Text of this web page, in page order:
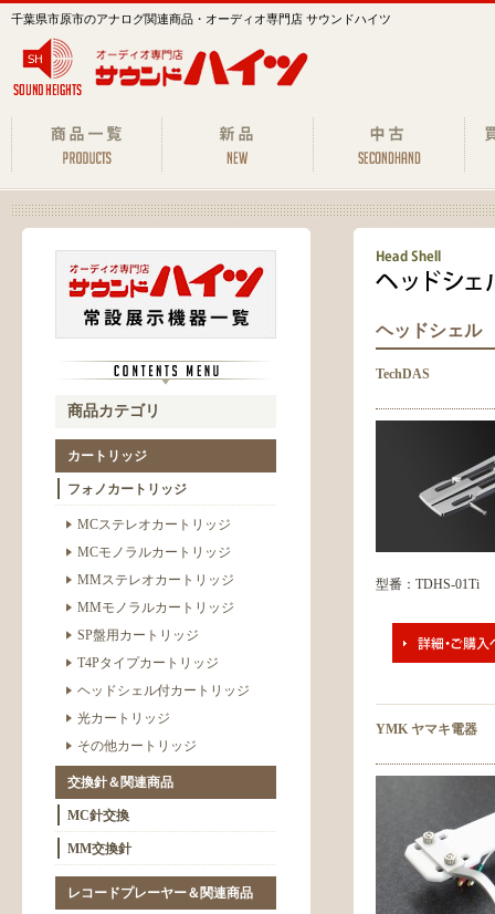
千葉県市原市のアナログ関連商品・オーディオ専門店 サウンドハイツ
ヘッドシェル
TechDAS
型番：TDHS-01Ti
YMK ヤマキ電器
商品カテゴリ
カートリッジ
フォノカートリッジ
MCステレオカートリッジ
MCモノラルカートリッジ
MMステレオカートリッジ
MMモノラルカートリッジ
SP盤用カートリッジ
T4Pタイプカートリッジ
ヘッドシェル付カートリッジ
光カートリッジ
その他カートリッジ
交換針＆関連商品
MC針交換
MM交換針
レコードプレーヤー＆関連商品